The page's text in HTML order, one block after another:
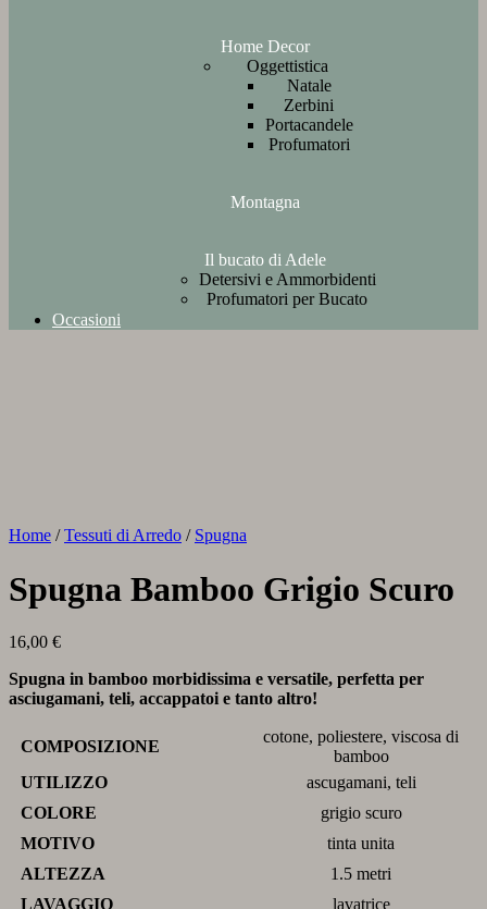
Home Decor
Oggettistica
Natale
Zerbini
Portacandele
Profumatori
Montagna
Il bucato di Adele
Detersivi e Ammorbidenti
Profumatori per Bucato
Occasioni
Home / Tessuti di Arredo / Spugna
Spugna Bamboo Grigio Scuro
16,00 €
Spugna in bamboo morbidissima e versatile, perfetta per
asciugamani, teli, accappatoi e tanto altro!
COMPOSIZIONE
cotone, poliestere, viscosa di
bamboo
UTILIZZO
ascugamani, teli
COLORE
grigio scuro
MOTIVO
tinta unita
ALTEZZA
1.5 metri
LAVAGGIO
lavatrice